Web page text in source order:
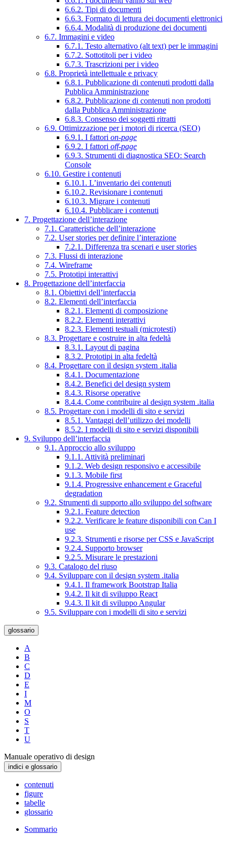
6.6.2. Tipi di documenti
6.6.3. Formato di lettura dei documenti elettronici
6.6.4. Modalità di produzione dei documenti
6.7. Immagini e video
6.7.1. Testo alternativo (alt text) per le immagini
6.7.2. Sottotitoli per i video
6.7.3. Trascrizioni per i video
6.8. Proprietà intellettuale e privacy
6.8.1. Pubblicazione di contenuti prodotti dalla
Pubblica Amministrazione
6.8.2. Pubblicazione di contenuti non prodotti
dalla Pubblica Amministrazione
6.8.3. Consenso dei soggetti ritratti
6.9. Ottimizzazione per i motori di ricerca (SEO)
6.9.1. I fattori on-page
6.9.2. I fattori off-page
6.9.3. Strumenti di diagnostica SEO: Search
Console
6.10. Gestire i contenuti
6.10.1. L’inventario dei contenuti
6.10.2. Revisionare i contenuti
6.10.3. Migrare i contenuti
6.10.4. Pubblicare i contenuti
7. Progettazione dell’interazione
7.1. Caratteristiche dell’interazione
7.2. User stories per definire l’interazione
7.2.1. Differenza tra scenari e user stories
7.3. Flussi di interazione
7.4. Wireframe
7.5. Prototipi interattivi
8. Progettazione dell’interfaccia
8.1. Obiettivi dell’interfaccia
8.2. Elementi dell’interfaccia
8.2.1. Elementi di composizione
8.2.2. Elementi interattivi
8.2.3. Elementi testuali (microtesti)
8.3. Progettare e costruire in alta fedeltà
8.3.1. Layout di pagina
8.3.2. Prototipi in alta fedeltà
8.4. Progettare con il design system .italia
8.4.1. Documentazione
8.4.2. Benefici del design system
8.4.3. Risorse operative
8.4.4. Come contribuire al design system .italia
8.5. Progettare con i modelli di sito e servizi
8.5.1. Vantaggi dell’utilizzo dei modelli
8.5.2. I modelli di sito e servizi disponibili
9. Sviluppo dell’interfaccia
9.1. Approccio allo sviluppo
9.1.1. Attività preliminari
9.1.2. Web design responsivo e accessibile
9.1.3. Mobile first
9.1.4. Progressive enhancement e Graceful
degradation
9.2. Strumenti di supporto allo sviluppo del software
9.2.1. Feature detection
9.2.2. Verificare le feature disponibili con Can I
use
9.2.3. Strumenti e risorse per CSS e JavaScript
9.2.4. Supporto browser
9.2.5. Misurare le prestazioni
9.3. Catalogo del riuso
9.4. Sviluppare con il design system .italia
9.4.1. Il framework Bootstrap Italia
9.4.2. Il kit di sviluppo React
9.4.3. Il kit di sviluppo Angular
9.5. Sviluppare con i modelli di sito e servizi
glossario
A
B
C
D
E
I
M
O
S
T
U
Manuale operativo di design
indici e glossario
contenuti
figure
tabelle
glossario
Sommario